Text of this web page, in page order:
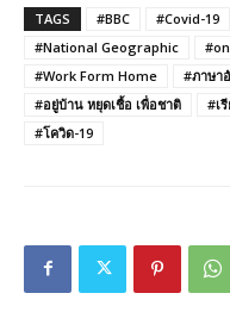
TAGS #BBC #Covid-19
#National Geographic
#Work Form Home
#ภาษา
#อยู่บ้าน หยุดเชื้อ เพื่อชาติ
#เ
#โควิด-19